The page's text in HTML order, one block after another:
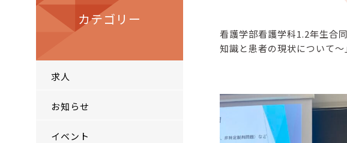
カテゴリー
求人
お知らせ
イベント
看護学部看護学科1.2年生合
知識と患者の現状について